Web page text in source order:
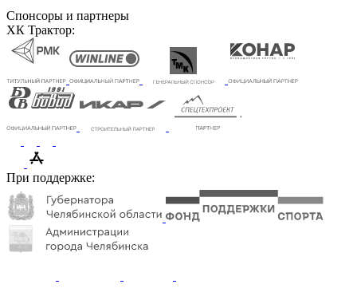
Спонсоры и партнеры
ХК Трактор:
При поддержке: